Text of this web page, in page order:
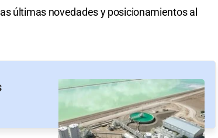
últimas novedades y posicionamientos al